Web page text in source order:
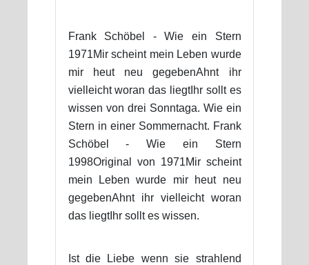
Frank Schöbel - Wie ein Stern
1971Mir scheint mein Leben wurde
mir heut neu gegebenAhnt ihr
vielleicht woran das liegtIhr sollt es
wissen von drei Sonntaga. Wie ein
Stern in einer Sommernacht. Frank
Schöbel - Wie ein Stern
1998Original von 1971Mir scheint
mein Leben wurde mir heut neu
gegebenAhnt ihr vielleicht woran
das liegtIhr sollt es wissen.
Ist die Liebe wenn sie strahlend